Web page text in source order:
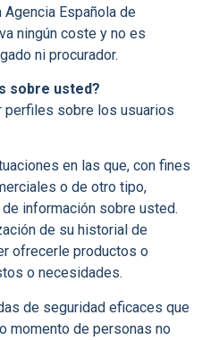
Agencia Española de
ningún coste y no es
ni procurador.
sobre usted?
perfiles sobre los usuarios
en las que, con fines
o de otro tipo,
información sobre usted.
de su historial de
ofrecerle productos o
o necesidades.
de seguridad eficaces que
momento de personas no